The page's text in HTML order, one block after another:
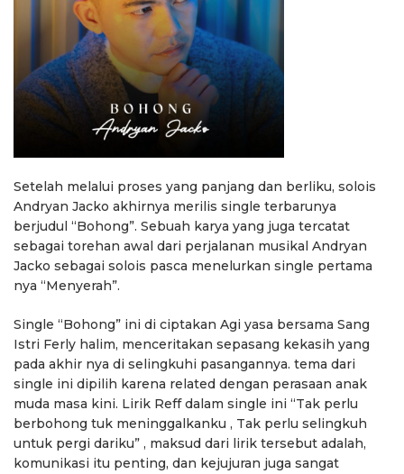
Setelah melalui proses yang panjang dan berliku, solois
Andryan Jacko akhirnya merilis single terbarunya
berjudul “Bohong”. Sebuah karya yang juga tercatat
sebagai torehan awal dari perjalanan musikal Andryan
Jacko sebagai solois pasca menelurkan single pertama
nya “Menyerah”.
Single “Bohong” ini di ciptakan Agi yasa bersama Sang
Istri Ferly halim, menceritakan sepasang kekasih yang
pada akhir nya di selingkuhi pasangannya. tema dari
single ini dipilih karena related dengan perasaan anak
muda masa kini. Lirik Reff dalam single ini “Tak perlu
berbohong tuk meninggalkanku , Tak perlu selingkuh
untuk pergi dariku” , maksud dari lirik tersebut adalah,
komunikasi itu penting, dan kejujuran juga sangat